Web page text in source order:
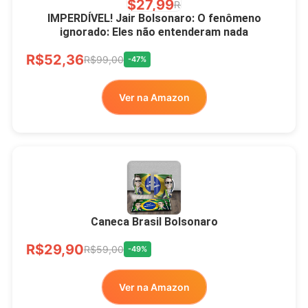
R$27,99R$49,00
Xícara Bolsonaro
Brasão Deus Acima De
Todos
R$33,00
Ver no MERCADO
LIVRE
IMPERDÍVEL! Jair Bolsonaro: O fenômeno
ignorado: Eles não entenderam nada
R$52,36R$99,00 -47%
Ver na Amazon
Caneca Brasil Bolsonaro
R$29,90R$59,00 -49%
Ver na Amazon